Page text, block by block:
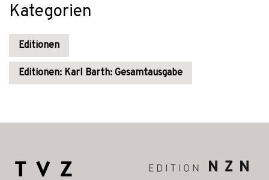
Kategorien
Editionen
Editionen: Karl Barth: Gesamtausgabe